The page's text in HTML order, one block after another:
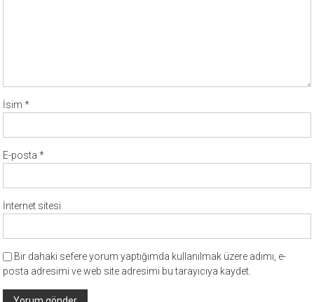
İsim*
E-posta*
İnternet sitesi
Bir dahaki sefere yorum yaptığımda kullanılmak üzere adımı, e-
posta adresimi ve web site adresimi bu tarayıcıya kaydet.